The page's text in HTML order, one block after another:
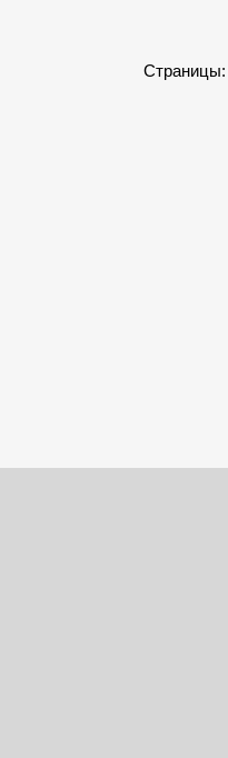
Страницы: